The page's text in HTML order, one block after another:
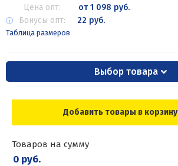
Цена опт:
от 1 098 руб.
Бонусы опт:
22 руб.
Таблица размеров
Выбор товара
Добавить товары в корзину
Товаров на сумму
0 руб.